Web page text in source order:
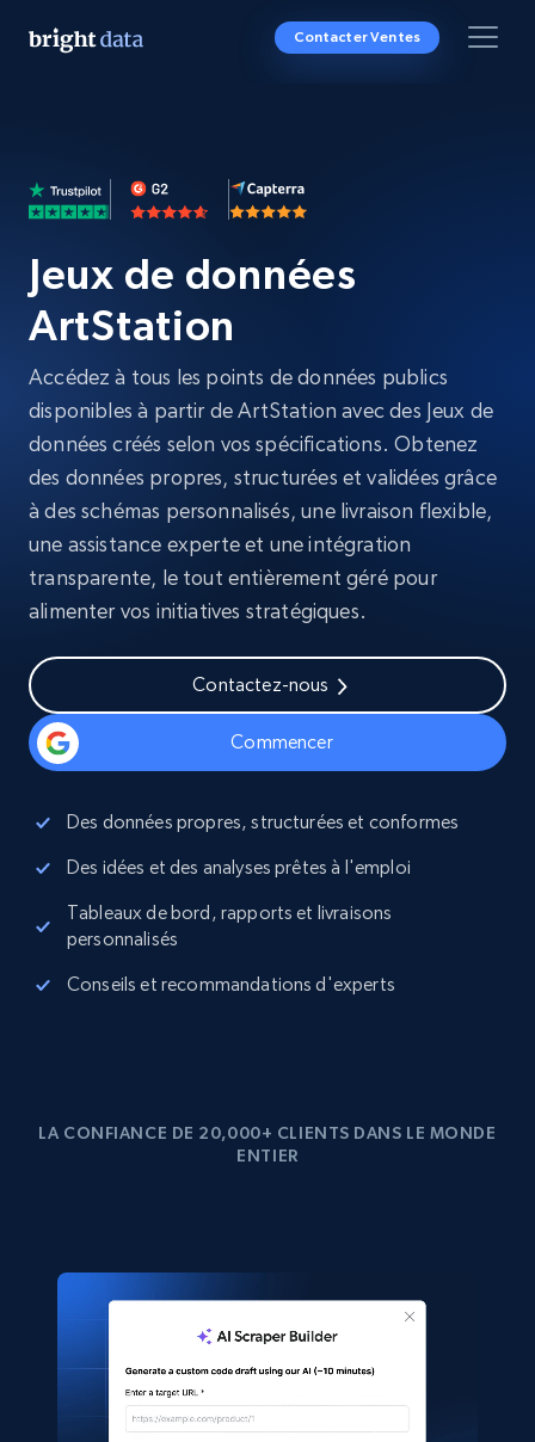
Contacter Ventes
Jeux de données
ArtStation
Accédez à tous les points de données publics
disponibles à partir de ArtStation avec des Jeux de
données créés selon vos spécifications. Obtenez
des données propres, structurées et validées grâce
à des schémas personnalisés, une livraison flexible,
une assistance experte et une intégration
transparente, le tout entièrement géré pour
alimenter vos initiatives stratégiques.
Contactez-nous
Commencer
Des données propres, structurées et conformes
Des idées et des analyses prêtes à l'emploi
Tableaux de bord, rapports et livraisons
personnalisés
Conseils et recommandations d'experts
LA CONFIANCE DE 20,000+ CLIENTS DANS LE MONDE
ENTIER